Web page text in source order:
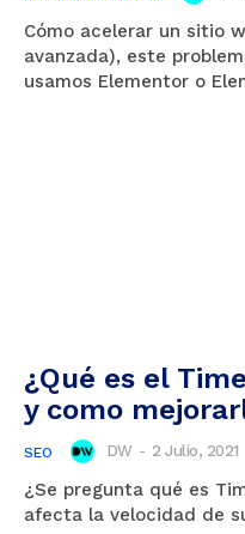
Cómo acelerar un sitio
avanzada), este
usamos Elementor o
¿Qué es el
y como
SEO DW - 2 Julio, 2021
¿Se pregunta qué es
afecta la velocidad de